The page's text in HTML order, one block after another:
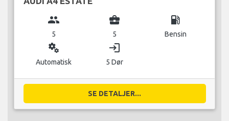
group
5
business_center
5
local_gas_station
Bensin
miscellaneous_services
Automatisk
login
5 Dør
SE DETALJER...